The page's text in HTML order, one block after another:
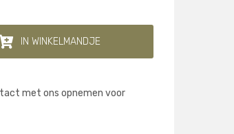
IN WINKELMANDJE
met ons opnemen voor